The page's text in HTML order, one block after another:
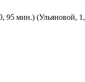
95 мин.) (Ульяновой,